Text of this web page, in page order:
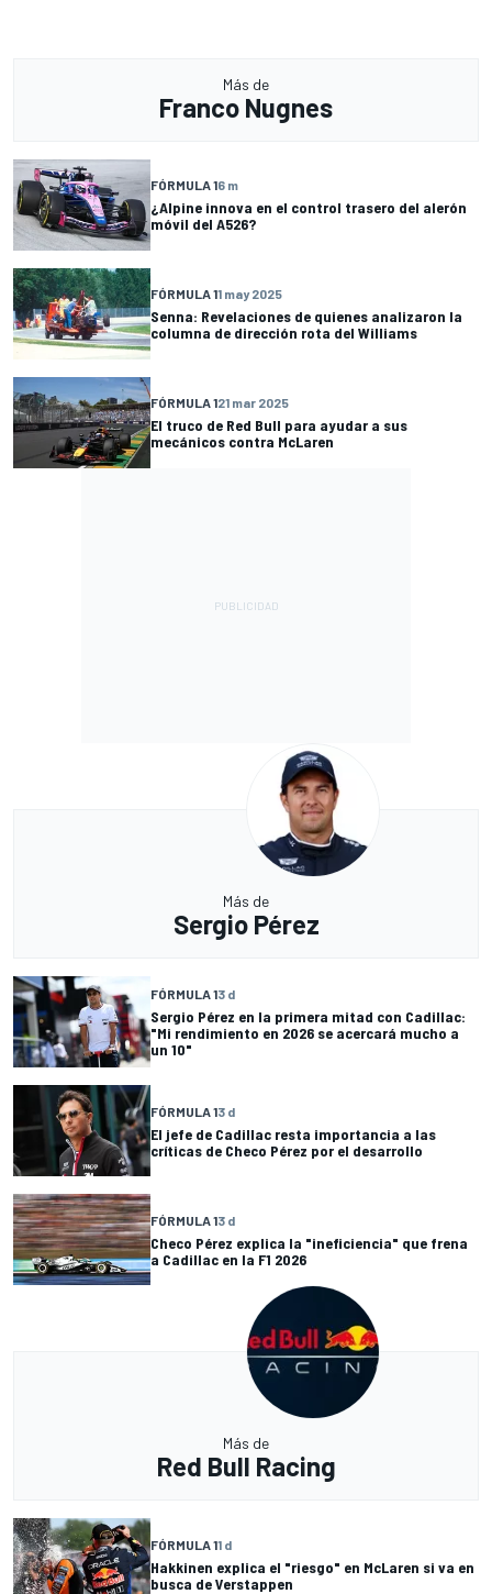
Más de
Franco Nugnes
FÓRMULA 16 m
¿Alpine innova en el control trasero del alerón
móvil del A526?
FÓRMULA 11 may 2025
Senna: Revelaciones de quienes analizaron la
columna de dirección rota del Williams
FÓRMULA 121 mar 2025
El truco de Red Bull para ayudar a sus
mecánicos contra McLaren
Más de
Sergio Pérez
FÓRMULA 13 d
Sergio Pérez en la primera mitad con Cadillac:
"Mi rendimiento en 2026 se acercará mucho a
un 10"
FÓRMULA 13 d
El jefe de Cadillac resta importancia a las
críticas de Checo Pérez por el desarrollo
FÓRMULA 13 d
Checo Pérez explica la "ineficiencia" que frena
a Cadillac en la F1 2026
Más de
Red Bull Racing
FÓRMULA 11 d
Hakkinen explica el "riesgo" en McLaren si va en
busca de Verstappen